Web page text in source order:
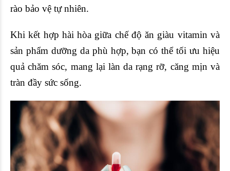
rào bảo vệ tự nhiên.
Khi kết hợp hài hòa giữa chế độ ăn giàu vitamin và
sản phẩm dưỡng da phù hợp, bạn có thể tối ưu hiệu
quả chăm sóc, mang lại làn da rạng rỡ, căng mịn và
tràn đầy sức sống.